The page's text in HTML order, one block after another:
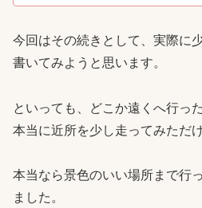
今回はその続きとして、実際に
書いてみようと思います。
といっても、どこか遠くへ行っ
本当に近所を少し走ってみただけ
本当なら景色のいい場所まで行
ました。